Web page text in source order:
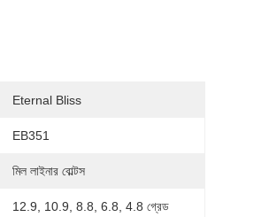
Eternal Bliss
EB351
মিল লাইনার বোল্টস
12.9, 10.9, 8.8, 6.8, 4.8 গ্রেড